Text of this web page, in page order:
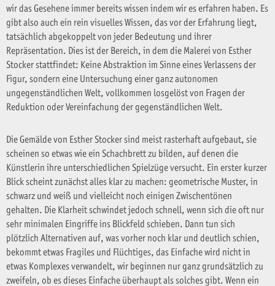
wir das Gesehene immer bereits wissen indem wir es erfahren haben. Es
gibt also auch ein rein visuelles Wissen, das vor der Erfahrung liegt,
tatsächlich abgekoppelt von jeder Bedeutung und ihrer
Repräsentation. Dies ist der Bereich, in dem die Malerei von Esther
Stocker stattfindet: Keine Abstraktion im Sinne eines Verlassens der
Figur, sondern eine Untersuchung einer ganz autonomen
ungegenständlichen Welt, vollkommen losgelöst von Fragen der
Reduktion oder Vereinfachung der gegenständlichen Welt.
Die Gemälde von Esther Stocker sind meist rasterhaft aufgebaut, sie
scheinen so etwas wie ein Schachbrett zu bilden, auf denen die
Künstlerin ihre unterschiedlichen Spielzüge versucht. Ein erster kurzer
Blick scheint zunächst alles klar zu machen: geometrische Muster, in
schwarz und weiß und vielleicht noch einigen Zwischentönen
gehalten. Die Klarheit schwindet jedoch schnell, wenn sich die oft nur
sehr minimalen Eingriffe ins Blickfeld schieben. Dann tun sich
plötzlich Alternativen auf, was vorher noch klar und deutlich schien,
bekommt etwas Fragiles und Flüchtiges, das Einfache wird nicht in
etwas Komplexes verwandelt, wir beginnen nur ganz grundsätzlich zu
zweifeln, ob es dieses Einfache überhaupt als solches gibt. Wenn ein